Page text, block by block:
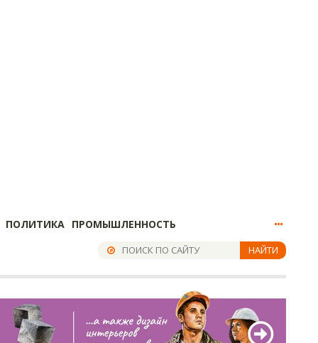
ПОЛИТИКА ПРОМЫШЛЕННОСТЬ
НАЙТИ